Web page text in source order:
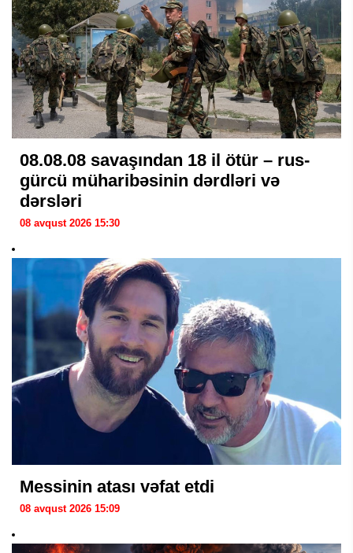
08.08.08 savaşından 18 il ötür – rus-
gürcü müharibəsinin dərdləri və
dərsləri
08 avqust 2026 15:30
Messinin atası vəfat etdi
08 avqust 2026 15:09